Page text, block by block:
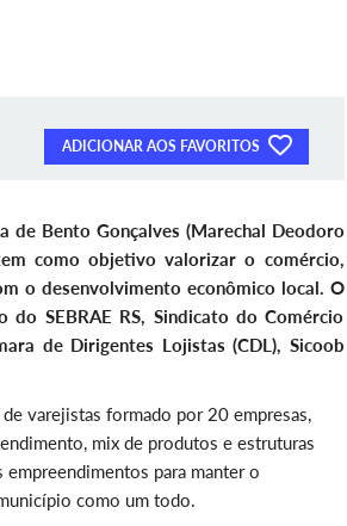
ADICIONAR AOS FAVORITOS
de Bento Gonçalves (Marechal Deodoro
como objetivo valorizar o comércio,
o desenvolvimento econômico local. O
SEBRAE RS, Sindicato do Comércio
de Dirigentes Lojistas (CDL), Sicoob
varejistas formado por 20 empresas,
mix de produtos e estruturas
para manter o
como um todo.